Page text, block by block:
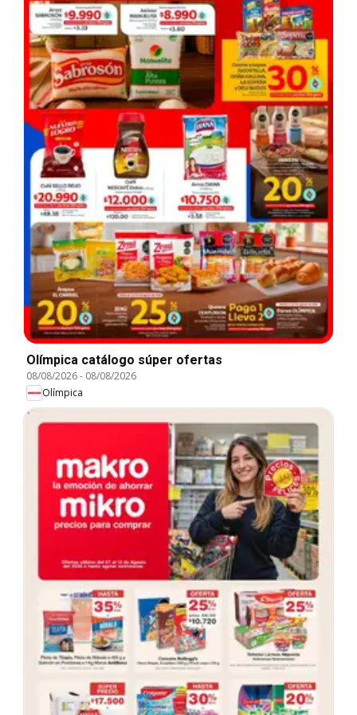
Olímpica catálogo súper ofertas
08/08/2026- 08/08/2026
Olímpica